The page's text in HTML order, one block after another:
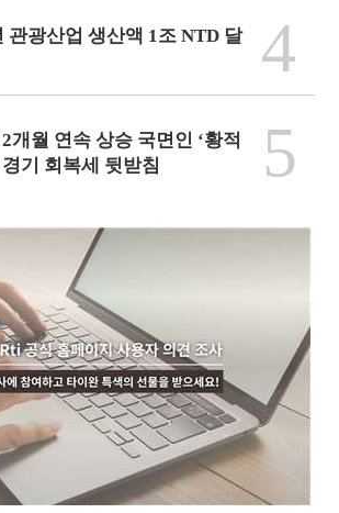
관광산업 생산액 1조 NTD 달
4
개월 연속 상승 국면인 ‘황적
기 회복세 뒷받침
5